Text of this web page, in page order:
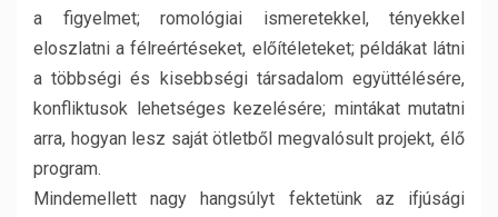
a figyelmet; romológiai ismeretekkel, tényekkel
eloszlatni a félreértéseket, előítéleteket; példákat látni
a többségi és kisebbségi társadalom együttélésére,
konfliktusok lehetséges kezelésére; mintákat mutatni
arra, hogyan lesz saját ötletből megvalósult projekt, élő
program.
Mindemellett nagy hangsúlyt fektetünk az ifjúsági